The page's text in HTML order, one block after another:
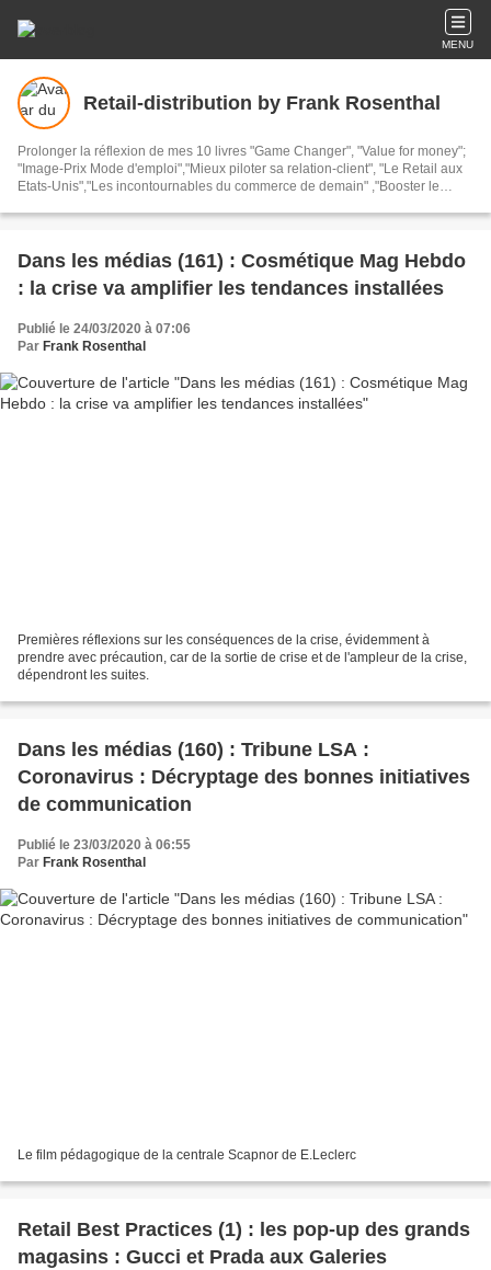
MENU
Retail-distribution by Frank Rosenthal
Prolonger la réflexion de mes 10 livres "Game Changer", "Value for money";
"Image-Prix Mode d'emploi","Mieux piloter sa relation-client", "Le Retail aux
Etats-Unis","Les incontournables du commerce de demain" ,"Booster le
"Mutations du commerce post-covid" Prendre du recul et s'interroger sur
de 3500 articles de ce blog qui existe depuis 2008 : des benchmarks
visites magasins réelles et effectuées. Je ne parle ici que des magasins que
Dans les médias (161) : Cosmétique Mag Hebdo
: la crise va amplifier les tendances installées
Publié le 24/03/2020 à 07:06
Par Frank Rosenthal
Premières réflexions sur les conséquences de la crise, évidemment à
prendre avec précaution, car de la sortie de crise et de l'ampleur de la crise,
dépendront les suites.
Dans les médias (160) : Tribune LSA :
Coronavirus : Décryptage des bonnes initiatives
de communication
Publié le 23/03/2020 à 06:55
Par Frank Rosenthal
Le film pédagogique de la centrale Scapnor de E.Leclerc
Retail Best Practices (1) : les pop-up des grands
magasins : Gucci et Prada aux Galeries